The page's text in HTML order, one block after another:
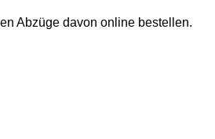
Abzüge davon online bestellen.